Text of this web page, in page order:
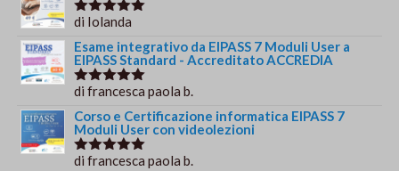
Valutato5
di Iolanda
Esame integrativo da EIPASS 7 Moduli User a
EIPASS Standard - Accreditato ACCREDIA
Valutato5
di francesca paola b.
Corso e Certificazione informatica EIPASS 7
Moduli User con videolezioni
Valutato5
di francesca paola b.